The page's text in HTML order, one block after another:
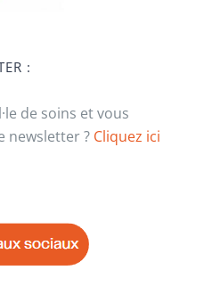
:
de soins et vous
newsletter ? Cliquez ici